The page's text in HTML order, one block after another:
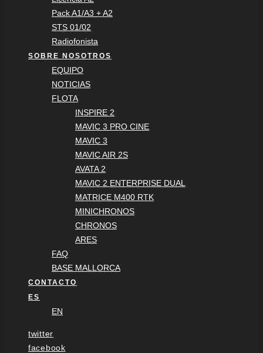
Pack A1/A3 + A2
STS 01/02
Radiofonista
SOBRE NOSOTROS
EQUIPO
NOTICIAS
FLOTA
INSPIRE 2
MAVIC 3 PRO CINE
MAVIC 3
MAVIC AIR 2S
AVATA 2
MAVIC 2 ENTERPRISE DUAL
MATRICE M400 RTK
MINICHRONOS
CHRONOS
ARES
FAQ
BASE MALLORCA
CONTACTO
ES
EN
twitter
facebook